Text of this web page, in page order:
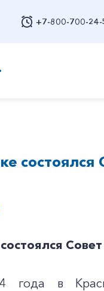
+7-800-700-24-
Заказать обратный
в